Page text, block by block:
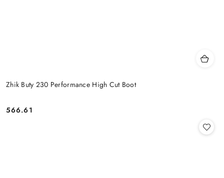
Zhik Buty 230 Performance High Cut Boot
Cena:
566.61